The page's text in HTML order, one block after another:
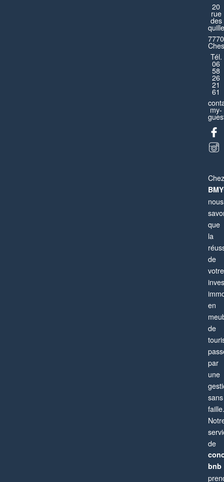
20
rue
des
Tél.
06
58
26
21
61
my-
Chez
nous
que
la
de
votre
en
de
par
une
sans
faille.
de
bnb